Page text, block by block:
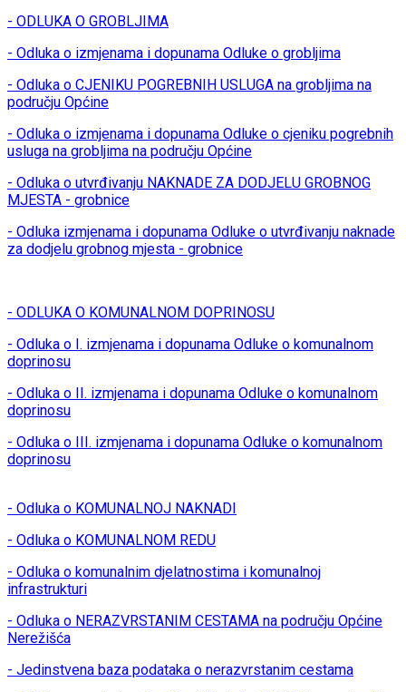
- ODLUKA O GROBLJIMA
- Odluka o izmjenama i dopunama Odluke o grobljima
- Odluka o CJENIKU POGREBNIH USLUGA na grobljima na
području Općine
- Odluka o izmjenama i dopunama Odluke o cjeniku pogrebnih
usluga na grobljima na području Općine
- Odluka o utvrđivanju NAKNADE ZA DODJELU GROBNOG
MJESTA - grobnice
- Odluka izmjenama i dopunama Odluke o utvrđivanju naknade
za dodjelu grobnog mjesta - grobnice
- ODLUKA O KOMUNALNOM DOPRINOSU
- Odluka o I. izmjenama i dopunama Odluke o komunalnom
doprinosu
- Odluka o II. izmjenama i dopunama Odluke o komunalnom
doprinosu
- Odluka o III. izmjenama i dopunama Odluke o komunalnom
doprinosu
- Odluka o KOMUNALNOJ NAKNADI
- Odluka o KOMUNALNOM REDU
- Odluka o komunalnim djelatnostima i komunalnoj
infrastrukturi
- Odluka o NERAZVRSTANIM CESTAMA na području Općine
Nerežišća
- Jedinstvena baza podataka o nerazvrstanim cestama